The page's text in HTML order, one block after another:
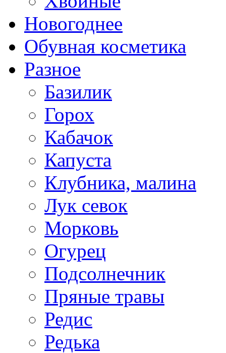
Новогоднее
Обувная косметика
Разное
Базилик
Горох
Кабачок
Капуста
Клубника, малина
Лук севок
Морковь
Огурец
Подсолнечник
Пряные травы
Редис
Редька